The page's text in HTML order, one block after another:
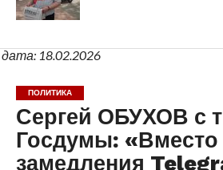
дата: 18.02.2026
ПОЛИТИКА
Сергей ОБУХОВ с
Госдумы: «Вместо
замедления